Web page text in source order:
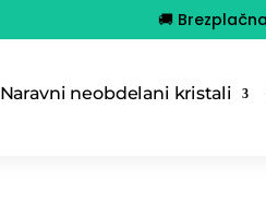
🚚
Naravni neobdelani kristali